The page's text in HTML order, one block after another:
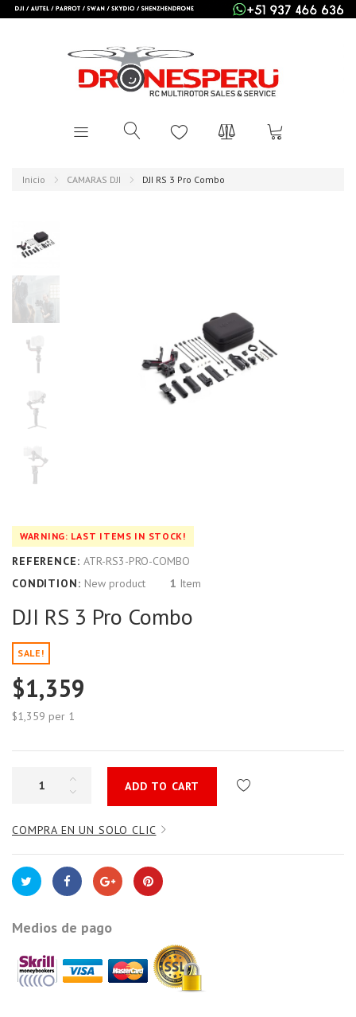
Inicio CAMARAS DJI DJI RS 3 Pro Combo
WARNING: LAST ITEMS IN STOCK!
REFERENCE: ATR-RS3-PRO-COMBO
CONDITION: New product 1 Item
DJI RS 3 Pro Combo
SALE!
$1,359
$1,359 per 1
ADD TO CART
COMPRA EN UN SOLO CLIC
Medios de pago